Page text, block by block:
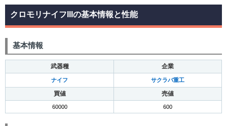
クロモリナイフIIIの基本情報と性能
基本情報
武器種 企業
ナイフ サクラバ重工
買値 売値
60000 600